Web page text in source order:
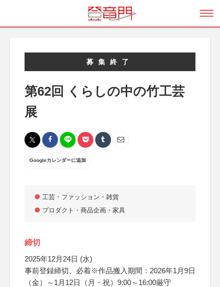
募集終了
第62回 くらしの中の竹工芸
展
Googleカレンダーに追加
工芸・ファッション・雑貨
プロダクト・商品企画・家具
締切
2025年12月24日 (水)
事前登録締切、必着※作品搬入期間：2026年1月9日
（金）～1月12日（月・祝）9:00～16:00厳守